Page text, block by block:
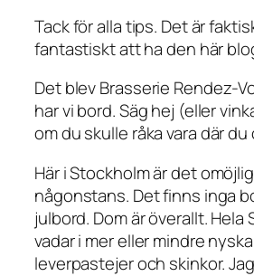
Tack för alla tips. Det är
fantastiskt att ha den här
Det blev Brasserie Rendez-
har vi bord. Säg hej (eller
om du skulle råka vara där du
Här i Stockholm är det
någonstans. Det finns inga
julbord. Dom är överallt. Hela
vadar i mer eller mindre
leverpastejer och skinkor.